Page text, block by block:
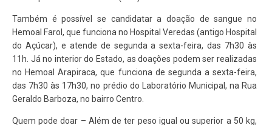
Também é possível se candidatar a doação de sangue no
Hemoal Farol, que funciona no Hospital Veredas (antigo Hospital
do Açúcar), e atende de segunda a sexta-feira, das 7h30 às
11h. Já no interior do Estado, as doações podem ser realizadas
no Hemoal Arapiraca, que funciona de segunda a sexta-feira,
das 7h30 às 17h30, no prédio do Laboratório Municipal, na Rua
Geraldo Barboza, no bairro Centro.
Quem pode doar – Além de ter peso igual ou superior a 50 kg,